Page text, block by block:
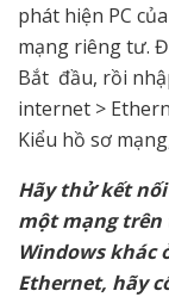
phát hiện PC
mạng riêng tư.
Bắt đầu, rồi
internet >
Kiểu hồ sơ
Hãy thử kết
một mạng trên
Windows khác
Ethernet, hãy